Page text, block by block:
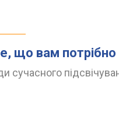
що вам потрібно
сучасного